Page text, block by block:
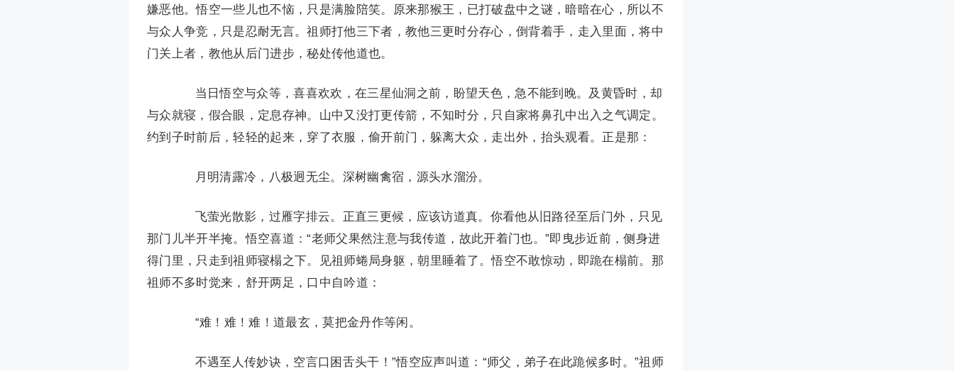
嫌恶他。悟空一些儿也不恼，只是满脸陪笑。原来那猴王，已打破盘中之谜，暗暗在心，所以不
与众人争竞，只是忍耐无言。祖师打他三下者，教他三更时分存心，倒背着手，走入里面，将中
门关上者，教他从后门进步，秘处传他道也。
当日悟空与众等，喜喜欢欢，在三星仙洞之前，盼望天色，急不能到晚。及黄昏时，却
与众就寝，假合眼，定息存神。山中又没打更传箭，不知时分，只自家将鼻孔中出入之气调定。
约到子时前后，轻轻的起来，穿了衣服，偷开前门，躲离大众，走出外，抬头观看。正是那：
月明清露冷，八极迥无尘。深树幽禽宿，源头水溜汾。
飞萤光散影，过雁字排云。正直三更候，应该访道真。你看他从旧路径至后门外，只见
那门儿半开半掩。悟空喜道：“老师父果然注意与我传道，故此开着门也。”即曳步近前，侧身进
得门里，只走到祖师寝榻之下。见祖师蜷局身躯，朝里睡着了。悟空不敢惊动，即跪在榻前。那
祖师不多时觉来，舒开两足，口中自吟道：
“难！难！难！道最玄，莫把金丹作等闲。
不遇至人传妙诀，空言口困舌头干！”悟空应声叫道：“师父，弟子在此跪候多时。”祖师